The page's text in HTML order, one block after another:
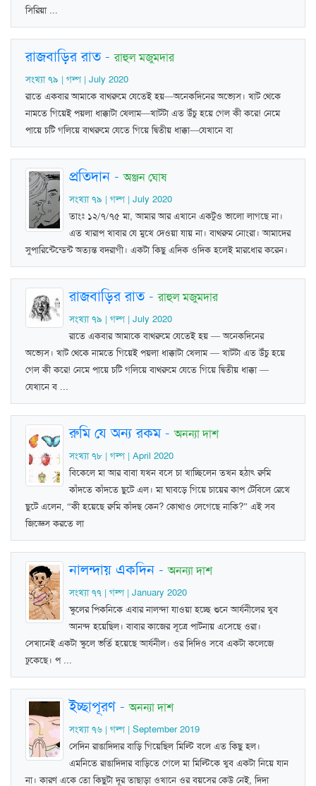
সিরিয়া ...
রাজবাড়ির রাত-রাহুল মজুমদার
সংখ্যা ৭৯ | গল্প | July 2020
রাতে একবার আমাকে বাথরুমে যেতেই হয়—অনেকদিনের অভ্যেস। খাট থেকে
নামতে গিয়েই পয়লা ধাক্কাটা খেলাম—খাটটা এত উঁচু হয়ে গেল কী করে! নেমে
পায়ে চটি গলিয়ে বাথরুমে যেতে গিয়ে দ্বিতীয় ধাক্কা—যেখানে বা
প্রতিদান -অঞ্জন ঘোষ
সংখ্যা ৭৯ | গল্প | July 2020
তাংঃ ১২/৭/৭৫ মা, আমার আর এখানে একটুও ভালো লাগছে না।
এত খারাপ খাবার যে মুখে দেওয়া যায় না। বাথরুম নোংরা। আমাদের
সুপারিন্টেন্ডেন্ট অত্যন্ত বদরাগী। একটা কিছু এদিক ওদিক হলেই মারধোর করেন।
রাজবাড়ির রাত-রাহুল মজুমদার
সংখ্যা ৭৯ | গল্প | July 2020
রাতে একবার আমাকে বাথরুমে যেতেই হয় — অনেকদিনের
অভ্যেস। খাট থেকে নামতে গিয়েই পয়লা ধাক্কাটা খেলাম — খাটটা এত উঁচু হয়ে
গেল কী করে! নেমে পায়ে চটি গলিয়ে বাথরুমে যেতে গিয়ে দ্বিতীয় ধাক্কা —
যেখানে ব ...
রুমি যে অন্য রকম-অনন্যা দাশ
সংখ্যা ৭৮ | গল্প | April 2020
বিকেলে মা আর বাবা যখন বসে চা খাচ্ছিলেন তখন হঠাৎ রুমি
কাঁদতে কাঁদতে ছুটে এল। মা ঘাবড়ে গিয়ে চায়ের কাপ টেবিলে রেখে
ছুটে এলেন, “কী হয়েছে রুমি কাঁদছ কেন? কোথাও লেগেছে নাকি?” এই সব
জিজ্ঞেস করতে লা
নালন্দায় একদিন -অনন্যা দাশ
সংখ্যা ৭৭ | গল্প | January 2020
স্কুলের পিকনিকে এবার নালন্দা যাওয়া হচ্ছে শুনে আর্যনীলের খুব
আনন্দ হয়েছিল। বাবার কাজের সূত্রে পাটনায় এসেছে ওরা।
সেখানেই একটা স্কুলে ভর্তি হয়েছে আর্যনীল। ওর দিদিও সবে একটা কলেজে
ঢুকেছে। প ...
ইচ্ছাপূরণ -অনন্যা দাশ
সংখ্যা ৭৬ | গল্প | September 2019
সেদিন রাঙাদিদার বাড়ি গিয়েছিল মিল্টি বলে এত কিছু হল।
এমনিতে রাঙাদিদার বাড়িতে গেলে মা মিল্টিকে খুব একটা নিয়ে যান
না। কারণ একে তো কিছুটা দূর তাছাড়া ওখানে ওর বয়সের কেউ নেই, দিদা